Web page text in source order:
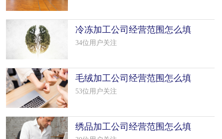
冷冻加工公司经营范围怎么填
写（50个模板）
34位用户关注
毛绒加工公司经营范围怎么填
写（50个模板）
53位用户关注
绣品加工公司经营范围怎么填